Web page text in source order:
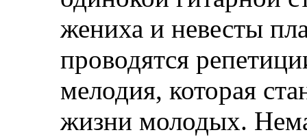
жениха и невесты
проводятся
мелодия, которая
жизни молодых.